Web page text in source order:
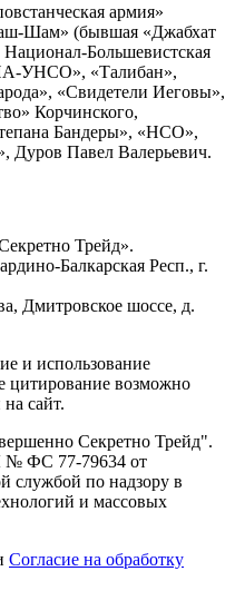
армия»
Шам» (бывшая «Джабхат
Большевистская
УНСО», «Талибан»,
«Свидетели Иеговы»,
Корчинского,
Бандеры», «НСО»,
Дуров Павел Валерьевич.
Трейд».
Балкарская Респ., г.
Дмитровское шоссе, д.
и использование
цитирование возможно
сайт.
Секретно Трейд".
№ ФС 77-79634 от
службой по надзору в
и массовых
Согласие на обработку